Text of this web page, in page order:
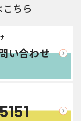
ちら
い合わせ